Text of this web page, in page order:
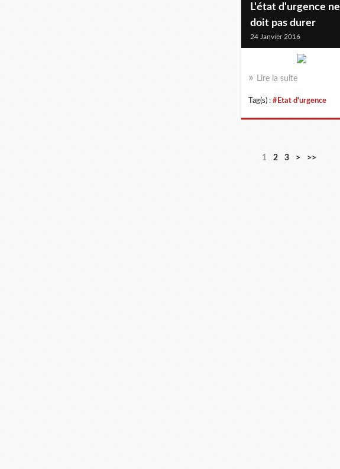
L'état d'urgence ne
doit pas durer
24 Janvier 2016
Lire la suite
Tag(s) : #Etat d'urgence
1 2 3 > >>